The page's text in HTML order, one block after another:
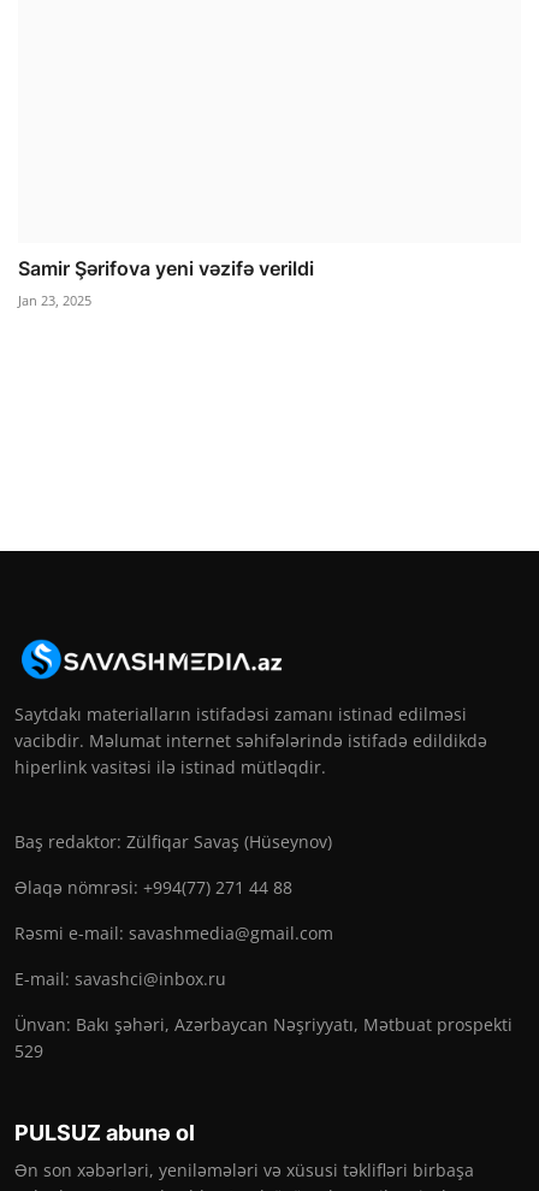
Samir Şərifova yeni vəzifə verildi
Jan 23, 2025
Saytdakı materialların istifadəsi zamanı istinad edilməsi
vacibdir. Məlumat internet səhifələrində istifadə edildikdə
hiperlink vasitəsi ilə istinad mütləqdir.
Baş redaktor: Zülfiqar Savaş (Hüseynov)
Əlaqə nömrəsi: +994(77) 271 44 88
Rəsmi e-mail: savashmedia@gmail.com
E-mail: savashci@inbox.ru
Ünvan: Bakı şəhəri, Azərbaycan Nəşriyyatı, Mətbuat prospekti
529
PULSUZ abunə ol
Ən son xəbərləri, yeniləmələri və xüsusi təklifləri birbaşa